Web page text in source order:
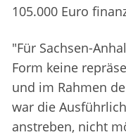
105.000 Euro
"Für Sachsen-
Form keine
und im Rahmen
war die
anstreben, nicht